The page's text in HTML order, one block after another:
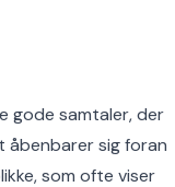
gode samtaler, der
åbenbarer sig foran
som ofte viser